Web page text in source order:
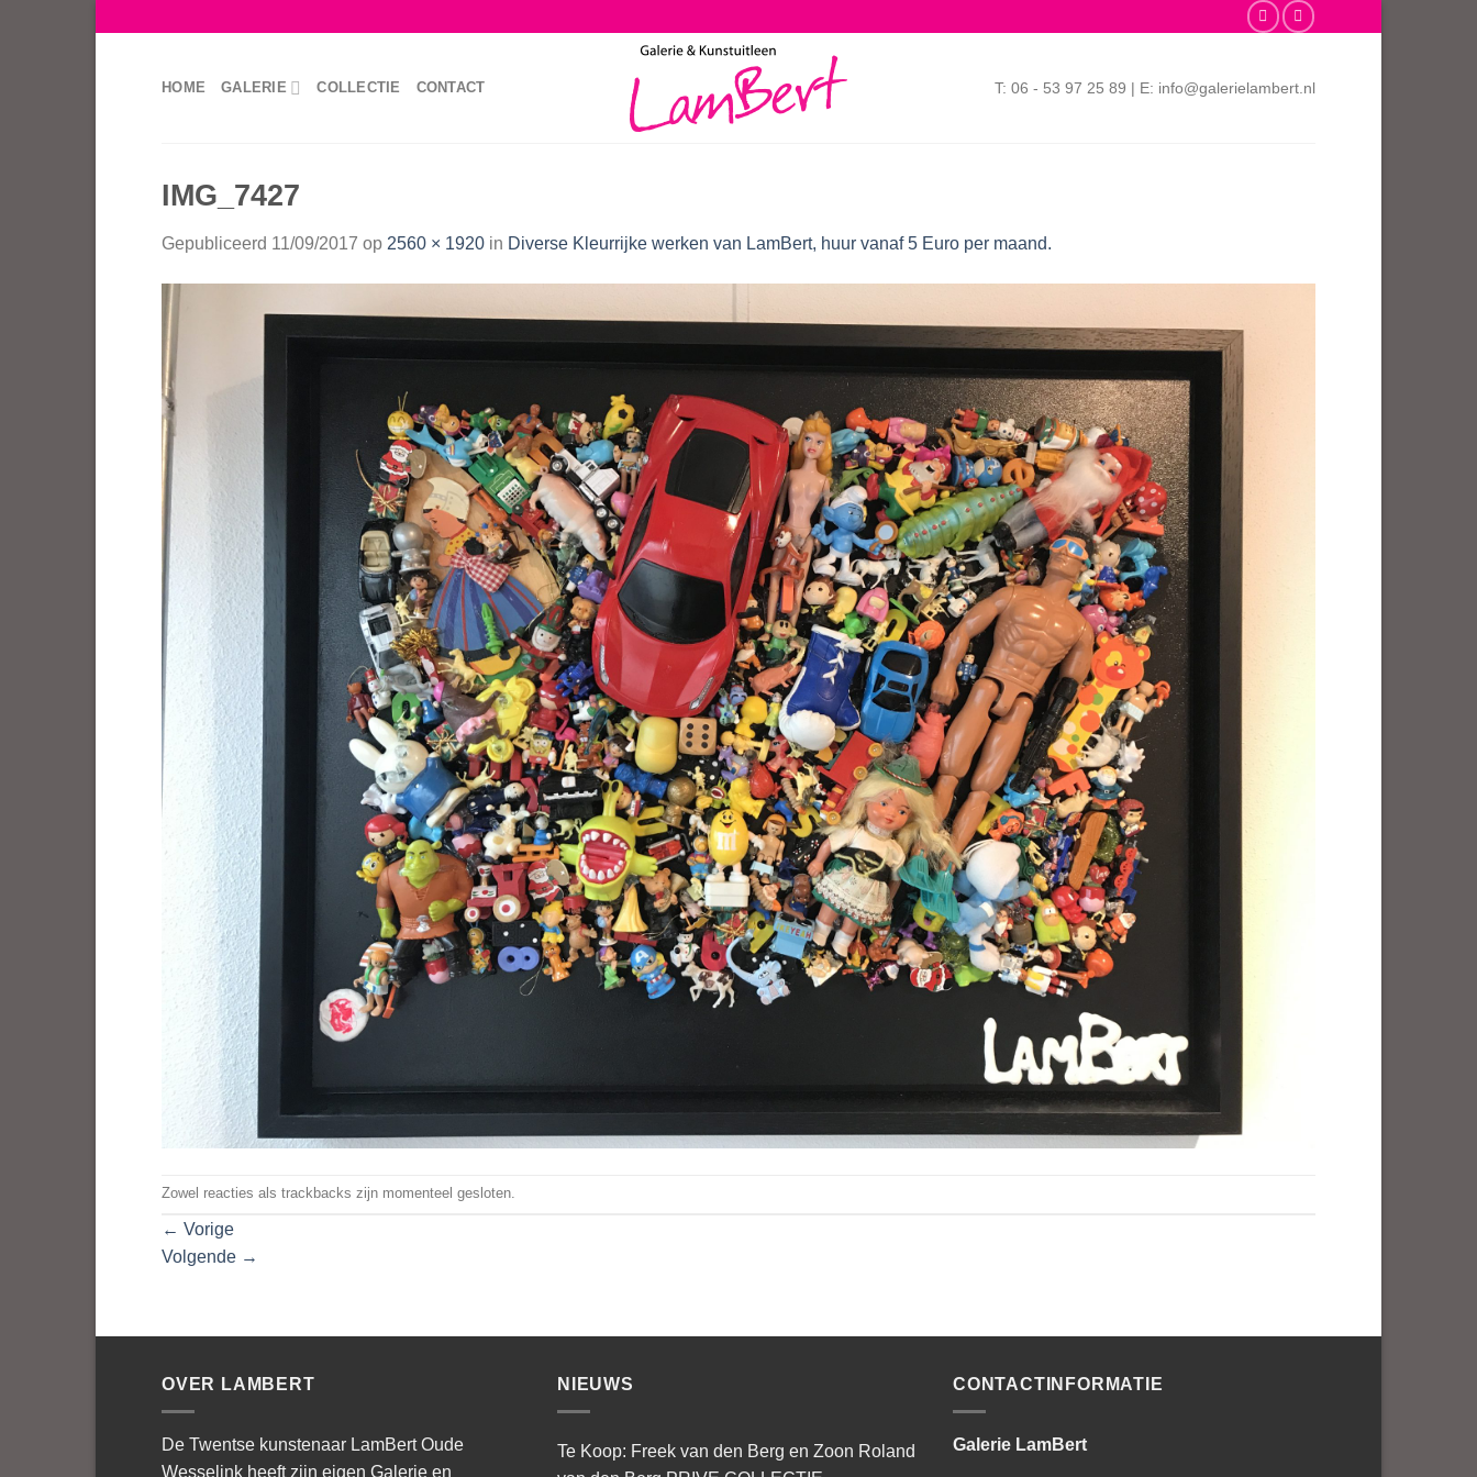
HOME GALERIE COLLECTIE CONTACT T: 06 - 53 97 25 89 | E: info@galerielambert.nl
IMG_7427
Gepubliceerd 11/09/2017 op 2560 × 1920 in Diverse Kleurrijke werken van LamBert, huur vanaf 5 Euro per maand.
Zowel reacties als trackbacks zijn momenteel gesloten.
← Vorige
Volgende →
OVER LAMBERT
De Twentse kunstenaar LamBert Oude
Wesselink heeft zijn eigen Galerie en
NIEUWS
Te Koop: Freek van den Berg en Zoon Roland
CONTACTINFORMATIE
Galerie LamBert